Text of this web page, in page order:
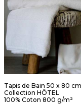
Tapis de Bain 50 x 80
Collection HÔTEL
100% Coton 800 g/m²